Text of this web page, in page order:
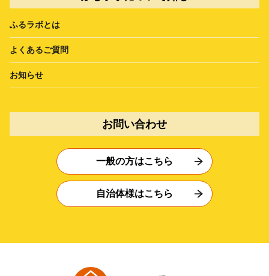
ふるラボとは
よくあるご質問
お知らせ
お問い合わせ
一般の方はこちら
自治体様はこちら